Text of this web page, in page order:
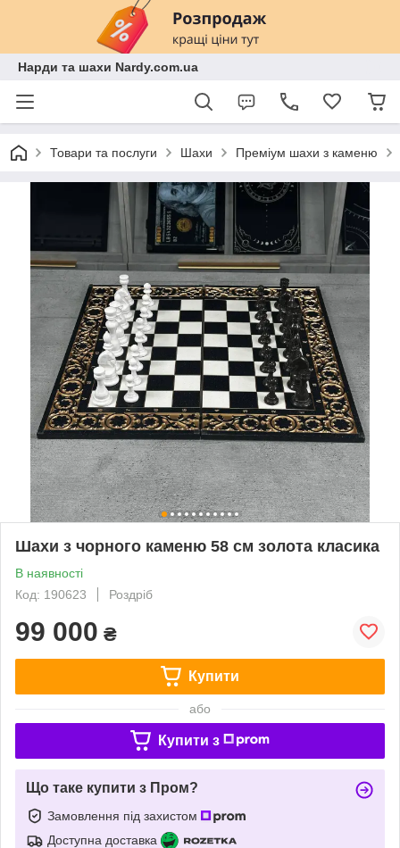
Нарди та шахи Nardy.com.ua
Товари та послуги Шахи Преміум шахи з каменю
Шахи з чорного каменю 58 см золота класика
В наявності
Код: 190623
Роздріб
99 000 ₴
Купити
або
Купити з
Що таке купити з Пром?
Замовлення під захистом
Доступна доставка